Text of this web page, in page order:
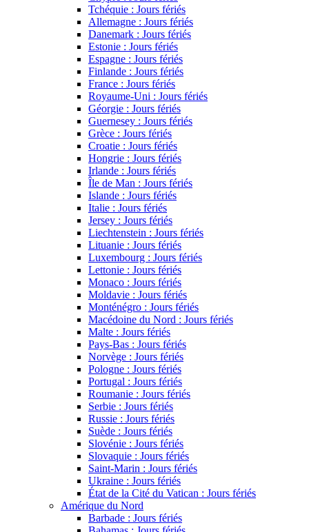
Tchéquie : Jours fériés
Allemagne : Jours fériés
Danemark : Jours fériés
Estonie : Jours fériés
Espagne : Jours fériés
Finlande : Jours fériés
France : Jours fériés
Royaume-Uni : Jours fériés
Géorgie : Jours fériés
Guernesey : Jours fériés
Grèce : Jours fériés
Croatie : Jours fériés
Hongrie : Jours fériés
Irlande : Jours fériés
Île de Man : Jours fériés
Islande : Jours fériés
Italie : Jours fériés
Jersey : Jours fériés
Liechtenstein : Jours fériés
Lituanie : Jours fériés
Luxembourg : Jours fériés
Lettonie : Jours fériés
Monaco : Jours fériés
Moldavie : Jours fériés
Monténégro : Jours fériés
Macédoine du Nord : Jours fériés
Malte : Jours fériés
Pays-Bas : Jours fériés
Norvège : Jours fériés
Pologne : Jours fériés
Portugal : Jours fériés
Roumanie : Jours fériés
Serbie : Jours fériés
Russie : Jours fériés
Suède : Jours fériés
Slovénie : Jours fériés
Slovaquie : Jours fériés
Saint-Marin : Jours fériés
Ukraine : Jours fériés
État de la Cité du Vatican : Jours fériés
Amérique du Nord
Barbade : Jours fériés